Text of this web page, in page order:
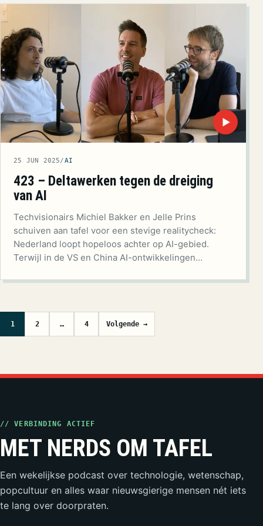
▶
25 JUN 2025/AI
423 – Deltawerken tegen de dreiging
van AI
Techvisionairs Michiel Bakker en Jelle Prins
schuiven aan tafel voor een stevige realitycheck:
Nederland loopt hopeloos achter op AI-gebied.
Terwijl in de VS en China AI-ontwikkelingen…
Berichten paginering
1 2 … 4 Volgende →
// VERBINDING ACTIEF
MET NERDS OM TAFEL
Een wekelijkse podcast over technologie, wetenschap,
popcultuur en alles waar nieuwsgierige mensen nét iets
te lang over doorpraten.